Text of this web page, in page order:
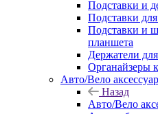
Подставки и
Подставки
Подставки и
планшета
Держатели
Органайзеры
Авто/Вело
Назад
Авто/Вело